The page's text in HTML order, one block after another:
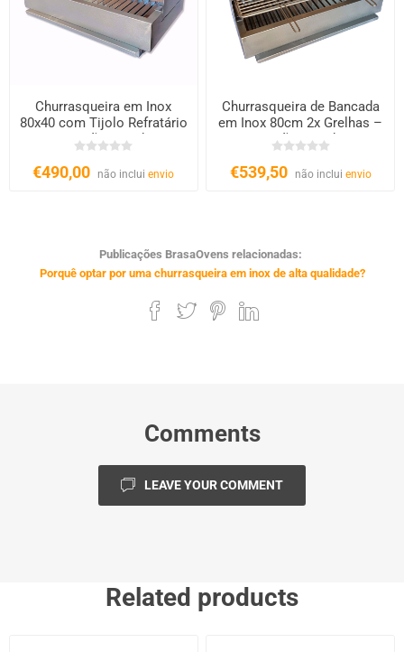
Churrasqueira em Inox
80x40 com Tijolo Refratário
– Carvão e Lenha
€490,00 não incluienvio
Churrasqueira de Bancada
em Inox 80cm 2x Grelhas –
Carvão e Lenha
€539,50 não inclui envio
Publicações BrasaOvens relacionadas:
Porquê optar por uma churrasqueira em inox de alta qualidade?
Comments
LEAVE YOUR COMMENT
Related products